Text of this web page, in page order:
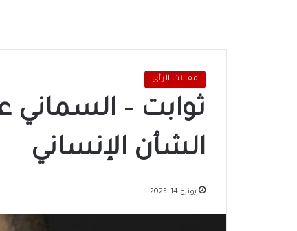
مقالات الرأى
ثوابت – السماني
الشأن الإنساني
يونيو 14, 2025